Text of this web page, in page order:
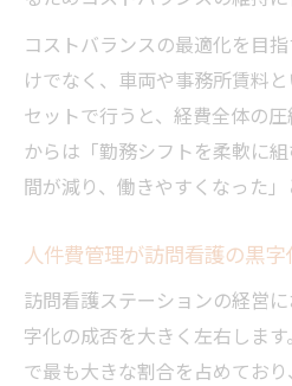
コストバランスの最適化を目
けでなく、車両や事務所賃料
セットで行うと、経費全体の
からは「勤務シフトを柔軟に
間が減り、働きやすくなった」
人件費管理が訪問看護の黒
訪問看護ステーションの経営
字化の成否を大きく左右しま
で最も大きな割合を占めてお